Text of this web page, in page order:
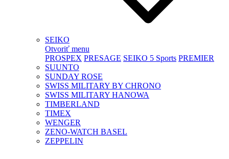
SEIKO
Otvoriť menu
PROSPEX PRESAGE SEIKO 5 Sports PREMIER
SUUNTO
SUNDAY ROSE
SWISS MILITARY BY CHRONO
SWISS MILITARY HANOWA
TIMBERLAND
TIMEX
WENGER
ZENO-WATCH BASEL
ZEPPELIN